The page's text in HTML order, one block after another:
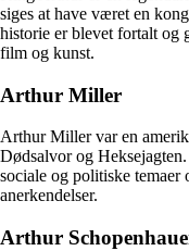
siges at have været en
historie er blevet fortalt og
film og kunst.
Arthur Miller
Arthur Miller var en
Dødsalvor og
sociale og politiske
anerkendelser.
Arthur